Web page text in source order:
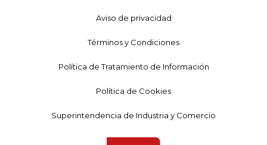
Aviso de privacidad
Términos y Condiciones
Política de Tratamiento de Información
Política de Cookies
Superintendencia de Industria y Comercio